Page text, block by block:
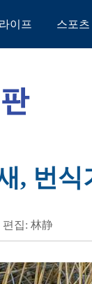
이프 스포츠
, 번식
편집: 林静